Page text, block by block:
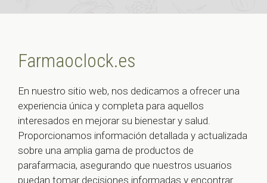
Farmaoclock.es
En nuestro sitio web, nos dedicamos a ofrecer una
experiencia única y completa para aquellos
interesados en mejorar su bienestar y salud.
Proporcionamos información detallada y actualizada
sobre una amplia gama de productos de
parafarmacia, asegurando que nuestros usuarios
puedan tomar decisiones informadas y encontrar